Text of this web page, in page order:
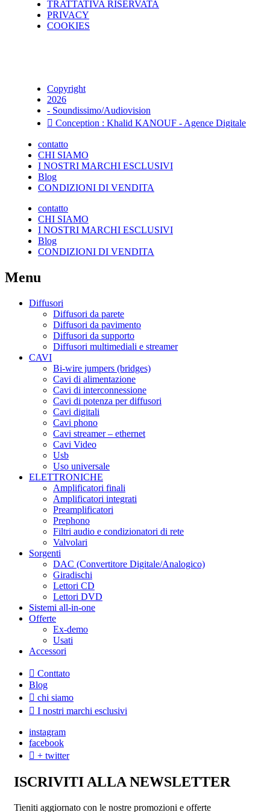
TRATTATIVA RISERVATA
PRIVACY
COOKIES
Copyright
2026
- Soundissimo/Audiovision
Conception : Khalid KANOUF - Agence Digitale
contatto
CHI SIAMO
I NOSTRI MARCHI ESCLUSIVI
Blog
CONDIZIONI DI VENDITA
contatto
CHI SIAMO
I NOSTRI MARCHI ESCLUSIVI
Blog
CONDIZIONI DI VENDITA
Menu
Diffusori
Diffusori da parete
Diffusori da pavimento
Diffusori da supporto
Diffusori multimediali e streamer
CAVI
Bi-wire jumpers (bridges)
Cavi di alimentazione
Cavi di interconnessione
Cavi di potenza per diffusori
Cavi digitali
Cavi phono
Cavi streamer – ethernet
Cavi Video
Usb
Uso universale
ELETTRONICHE
Amplificatori finali
Amplificatori integrati
Preamplificatori
Prephono
Filtri audio e condizionatori di rete
Valvolari
Sorgenti
DAC (Convertitore Digitale/Analogico)
Giradischi
Lettori CD
Lettori DVD
Sistemi all-in-one
Offerte
Ex-demo
Usati
Accessori
Conttato
Blog
chi siamo
I nostri marchi esclusivi
instagram
facebook
+ twitter
ISCRIVITI ALLA NEWSLETTER
Tieniti aggiornato con le nostre promozioni e offerte